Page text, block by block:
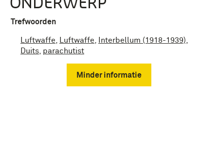
Trefwoorden
Luftwaffe Luftwaffe Interbellum (1918-1939)
Duits parachutist
Minder informatie